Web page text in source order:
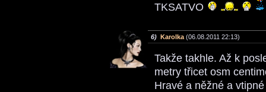
TKSATVO
6) Karolka (06.08.2011 22:13)
Takže takhle. Až k
metry třicet osm
Hravé a něžné a